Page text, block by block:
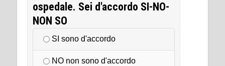
ospedale. Sei d'accordo SI-NO-
NON SO
SI sono d'accordo
NO non sono d'accordo